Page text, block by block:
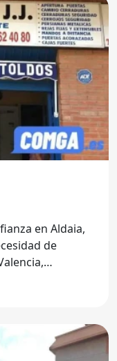
en Aldaia,